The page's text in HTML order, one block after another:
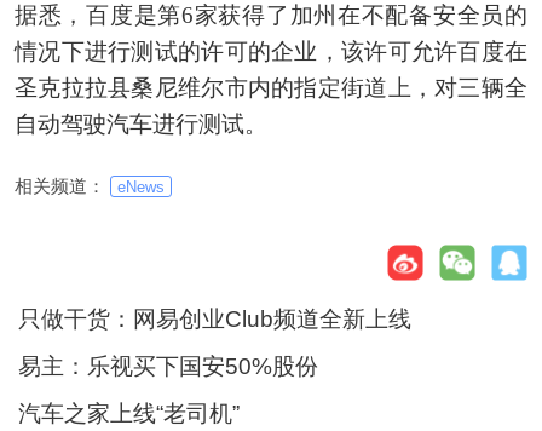
据悉，百度是第6家获得了加州在不配备安全员的
情况下进行测试的许可的企业，该许可允许百度在
圣克拉拉县桑尼维尔市内的指定街道上，对三辆全
自动驾驶汽车进行测试。
相关频道： eNews
只做干货：网易创业Club频道全新上线
易主：乐视买下国安50%股份
汽车之家上线“老司机”